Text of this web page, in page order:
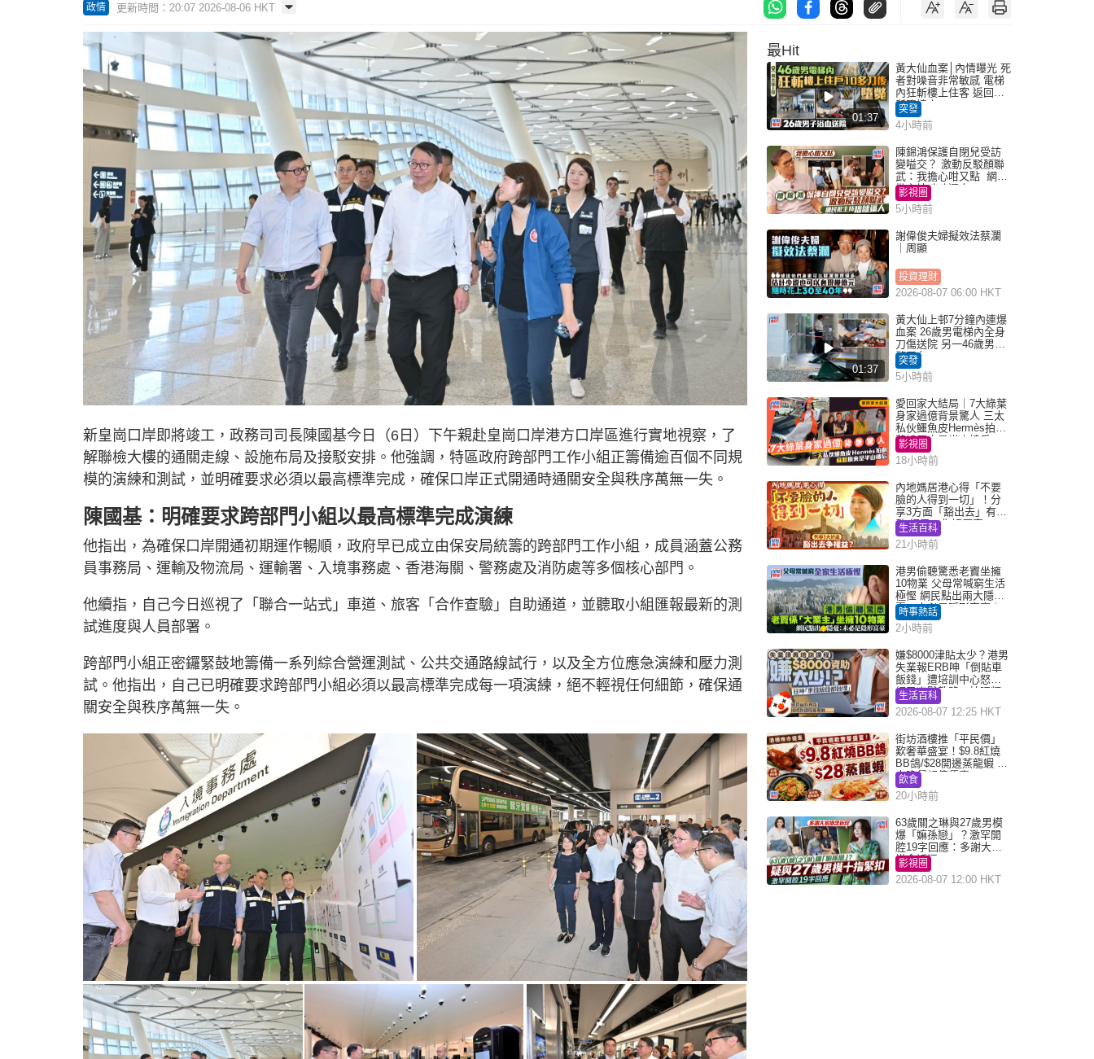
政情 更新時間：20:07 2026-08-06 HKT
新皇崗口岸即將竣工，政務司司長陳國基今日（6日）下午親赴皇崗口岸港方口岸區進行實地視察，了
解聯檢大樓的通關走線、設施布局及接駁安排。他強調，特區政府跨部門工作小組正籌備逾百個不同規
模的演練和測試，並明確要求必須以最高標準完成，確保口岸正式開通時通關安全與秩序萬無一失。
陳國基：明確要求跨部門小組以最高標準完成演練
他指出，為確保口岸開通初期運作暢順，政府早已成立由保安局統籌的跨部門工作小組，成員涵蓋公務
員事務局、運輸及物流局、運輸署、入境事務處、香港海關、警務處及消防處等多個核心部門。
他續指，自己今日巡視了「聯合一站式」車道、旅客「合作查驗」自助通道，並聽取小組匯報最新的測
試進度與人員部署。
跨部門小組正密鑼緊鼓地籌備一系列綜合營運測試、公共交通路線試行，以及全方位應急演練和壓力測
試。他指出，自己已明確要求跨部門小組必須以最高標準完成每一項演練，絕不輕視任何細節，確保通
關安全與秩序萬無一失。
最Hit
01:37
黃大仙血案│內情曝光 死
者對噪音非常敏感 電梯
內狂斬樓上住客 返回住
所墮樓亡
突發
4小時前
陳錦鴻保護自閉兒受訪
變嗌交？ 激動反駁顏聯
武：我擔心咁又點 網民
批主持咄咄逼人
影視圈
5小時前
謝偉俊夫婦擬效法蔡瀾
｜周顯
投資理財
2026-08-07 06:00 HKT
01:37
黃大仙上邨7分鐘內連爆
血案 26歲男電梯內全身
刀傷送院 另一46歲男倒
斃平台
突發
5小時前
愛回家大結局｜7大綠葉
身家過億背景驚人 三太
私伙鱷魚皮Hermès拍劇
蘇姐原來是半山樓后
影視圈
18小時前
內地媽居港心得「不要
臉的人得到一切」！分
享3方面「豁出去」有著
數 網民：你好厲害
生活百科
21小時前
港男偷聽驚悉老竇坐擁
10物業 父母常喊窮生活
極慳 網民點出兩大隱
憂：未必是隱形富豪｜
Juicy叮
時事熱話
2小時前
嫌$8000津貼太少？港男
失業報ERB呻「倒貼車
飯錢」遭培訓中心怒轟
網民幽默教路：揀呢類
課程唔會蝕...
生活百科
2026-08-07 12:25 HKT
街坊酒樓推「平民價」
歎奢華盛宴！$9.8紅燒
BB鴿/$28開邊蒸龍蝦 3
大晚餐超值優惠
飲食
20小時前
63歲關之琳與27歲男模
爆「嫲孫戀」？激罕開
腔19字回應：多謝大家
掛念近況
影視圈
2026-08-07 12:00 HKT